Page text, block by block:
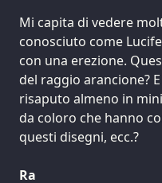
Mi capita di vedere
conosciuto come
con una erezione.
del raggio arancione?
risaputo almeno in
da coloro che hanno
questi disegni, ecc.?
Ra